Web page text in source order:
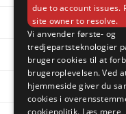
due to account issues.
site owner to resolve.
Vi anvender første- og
tredjepartsteknologier
bruger cookies til at
brugeroplevelsen. Ved
hjemmeside giver du
cookies i
cookiepolitik. Læs mere